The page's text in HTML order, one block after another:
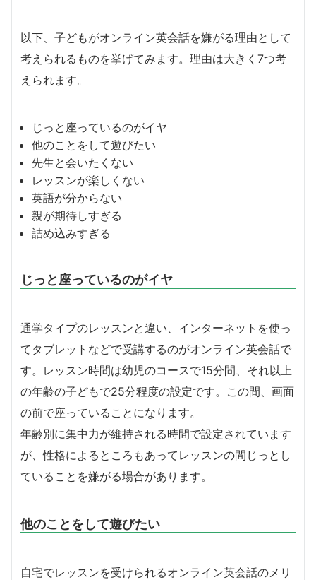
以下、子どもがオンライン英会話を嫌がる理由として
考えられるものを挙げてみます。理由は大きく7つ考
えられます。
じっと座っているのがイヤ
他のことをして遊びたい
先生と会いたくない
レッスンが楽しくない
英語が分からない
親が期待しすぎる
詰め込みすぎる
じっと座っているのがイヤ
通学タイプのレッスンと違い、インターネットを使っ
てタブレットなどで受講するのがオンライン英会話で
す。レッスン時間は幼児のコースで15分間、それ以上
の年齢の子どもで25分程度の設定です。この間、画面
の前で座っていることになります。
年齢別に集中力が維持される時間で設定されています
が、性格によるところもあってレッスンの間じっとし
ていることを嫌がる場合があります。
他のことをして遊びたい
自宅でレッスンを受けられるオンライン英会話のメリ